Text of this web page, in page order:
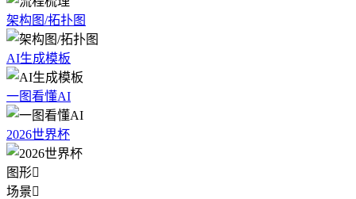
架构图/拓扑图
AI生成模板
一图看懂AI
2026世界杯
图形
场景